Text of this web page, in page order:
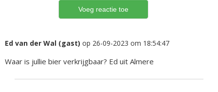
Ed van der Wal (gast) op 26-09-2023 om 18:54:47
Waar is jullie bier verkrijgbaar? Ed uit Almere